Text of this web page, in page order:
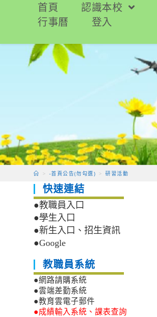
要
首頁 認識本校
行事曆
登入
> -首頁公告(勿勾選) > 研習活動
快速連結
●教職員入口
●學生入口
●新生入口、招生資訊
●Google
教職員系統
●網路請購系統
●雲端差勤系統
●教育雲電子郵件
●成績輸入系統、課表查詢